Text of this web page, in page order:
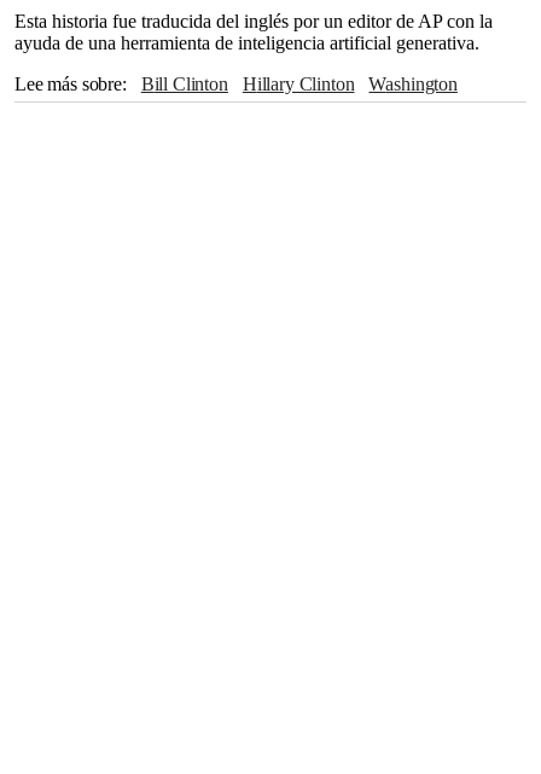
Esta historia fue traducida del inglés por un editor de AP con la
ayuda de una herramienta de inteligencia artificial generativa.
Lee más sobre
Bill Clinton Hillary Clinton
Washington